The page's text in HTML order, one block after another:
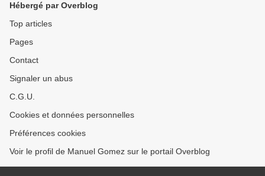
Hébergé par Overblog
Top articles
Pages
Contact
Signaler un abus
C.G.U.
Cookies et données personnelles
Préférences cookies
Voir le profil de Manuel Gomez sur le portail Overblog